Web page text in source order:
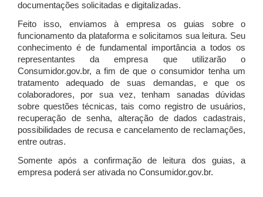
documentações solicitadas e digitalizadas.
Feito isso, enviamos à empresa os guias sobre o
funcionamento da plataforma e solicitamos sua leitura. Seu
conhecimento é de fundamental importância a todos os
representantes da empresa que utilizarão o
Consumidor.gov.br, a fim de que o consumidor tenha um
tratamento adequado de suas demandas, e que os
colaboradores, por sua vez, tenham sanadas dúvidas
sobre questões técnicas, tais como registro de usuários,
recuperação de senha, alteração de dados cadastrais,
possibilidades de recusa e cancelamento de reclamações,
entre outras.
Somente após a confirmação de leitura dos guias, a
empresa poderá ser ativada no Consumidor.gov.br.